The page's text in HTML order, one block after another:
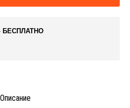
БЕСПЛАТНО
Описание